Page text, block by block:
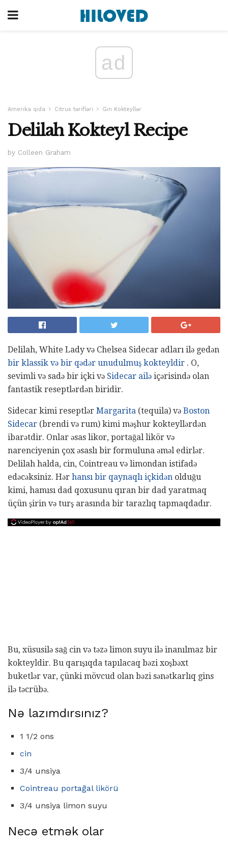
ad
Amerika qida Citrus tərifləri Gin Kokteyllər
Delilah Kokteyl Recipe
by Colleen Graham
Delilah, White Lady və Chelsea Sidecar adları ilə gedən
bir klassik və bir qədər unudulmuş kokteyldir . O,
sevimli və sadə bir içki və Sidecar ailə içərisində olan
fantastik reseptlərdən biridir.
Sidecar kimi reseptlər Margarita (tequila) və Boston
Sidecar (brendi və rum) kimi məşhur kokteyllərdən
ibarətdir. Onlar əsas likor, portağal likör və
narenciyenin çox əsaslı bir formuluna əməl edirlər.
Delilah halda, cin, Cointreau və limondan istifadə
edəcəksiniz. Hər hansı bir qaynaqlı içkidən olduğu
kimi, hamısı dad qoxusunu qıran bir dad yaratmaq
üçün şirin və turş arasında bir tarazlıq tapmaqdadır.
Bu, xüsusilə sağ cin və təzə limon suyu ilə inanılmaz bir
kokteyldir. Bu qarışıqda tapılacaq bəzi xoşbəxt
buketlər var, çünki mövcud olan bəzi sənətkarlıq gins
ilə təcrübə.
Nə lazımdırsınız?
1 1/2 ons
cin
3/4 unsiya
Cointreau portağal likörü
3/4 unsiya limon suyu
Necə etmək olar